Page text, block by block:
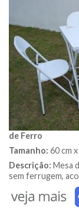
de Ferro
Tamanho: 60 cm
Descrição: Mesa
sem ferrugem,